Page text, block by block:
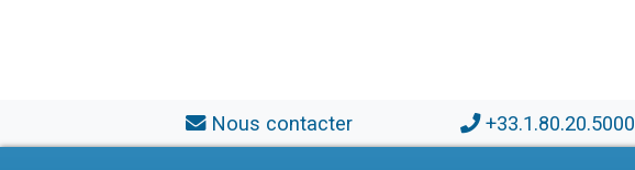
Nous contacter +33.1.80.20.5000